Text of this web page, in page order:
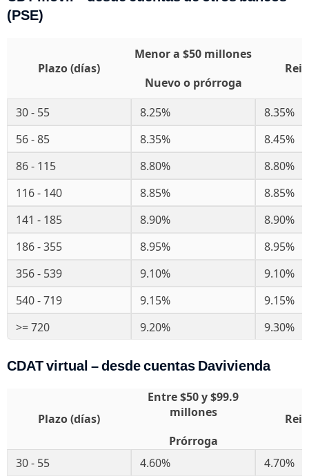
(PSE)
Plazo (días)
Menor a $50 millones
Nuevo o prórroga
30 - 55 8.25%
8.35%
56 - 85
8.35%
8.45%
86 - 115
8.80%
8.80%
116 - 140
8.85%
8.85%
141 - 185
8.90%
8.90%
186 - 355
8.95%
8.95%
356 - 539
9.10%
9.10%
540 - 719
9.15%
9.15%
>= 720
9.20% 9.30%
CDAT virtual – desde cuentas Davivienda
Plazo (días)
Entre $50 y $99.9
millones
Prórroga
30 - 55 4.60%
4.70%